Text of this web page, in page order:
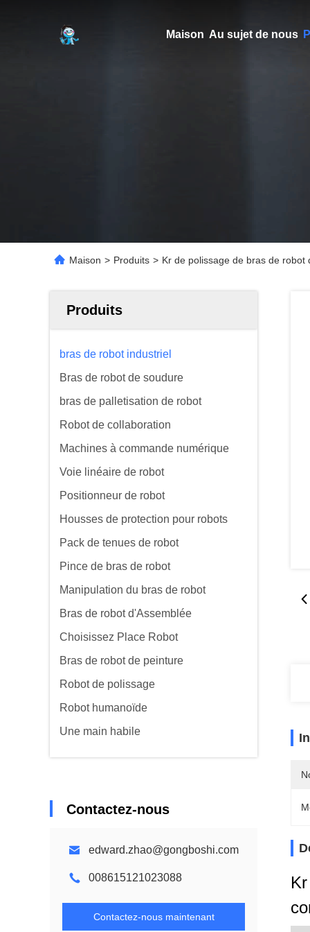
Maison Au sujet de nous
Maison > Produits > Kr de polissage de bras de
Produits
bras de robot industriel
Bras de robot de soudure
bras de palletisation de robot
Robot de collaboration
Machines à commande numérique
Voie linéaire de robot
Positionneur de robot
Housses de protection pour robots
Pack de tenues de robot
Pince de bras de robot
Manipulation du bras de robot
Bras de robot d'Assemblée
Choisissez Place Robot
Bras de robot de peinture
Robot de polissage
Robot humanoïde
Une main habile
Contactez-nous
edward.zhao@gongboshi.com
008615121023088
Contactez-nous maintenant